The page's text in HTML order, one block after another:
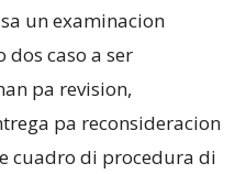
un examinacion
caso a ser
pa revision,
pa reconsideracion
cuadro di procedura di